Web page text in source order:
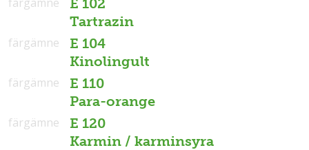
E 102
Tartrazin
E 104
Kinolingult
färgämne
E 110
Para-orange
färgämne
E 120
Karmin / karminsyra
färgämne